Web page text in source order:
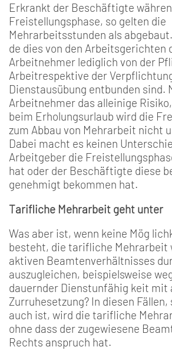
Erkrankt der Beschäftigte
Freistellungsphase, so gelten die
Mehrarbeitsstunden als
de dies von den Arbeitsgerich­ten
Arbeitneh­mer lediglich von der
Arbeitrespektive der
Dienstausübung entbunden sind.
Arbeitnehmer das alleinige
beim Erholungsurlaub wird die
zum Abbau von Mehrarbeit nicht
Dabei macht es keinen
Arbeitge­ber die
hat oder der Be­schäftigte diese
genehmigt bekommen hat.
Tarifliche Mehrarbeit geht unter
Was aber ist, wenn keine Mög­
besteht, die tarif­liche Mehrarbeit
aktiven Beamtenverhältnisses
auszugleichen, beispielsweise
dauernder Dienstunfähig­ keit mit
Zurru­hesetzung? In diesen
auch ist, wird die ta­rifliche
ohne dass der zugewiesene
Rechts­ anspruch hat.